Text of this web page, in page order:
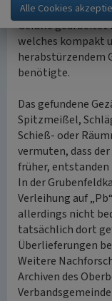
Bergwasser
Gefälle gearbeitet
welches kompakt
herabstürzendem
benötigte.
Das gefundene
Spitzmeißel,
Schieß- oder
vermuten, dass
früher, entstanden
In der
Verleihung auf
allerdings nicht
tatsächlich dort
Überlieferungen
Weitere
Archiven des